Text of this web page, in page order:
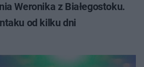
Weronika z Białegostoku.
od kilku dni